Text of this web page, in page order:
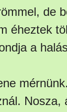
de
éheztek
a
mérnünk.
Nosza,